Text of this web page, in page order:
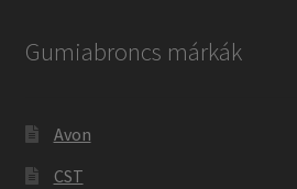
Gumiabroncs márkák
Avon
CST